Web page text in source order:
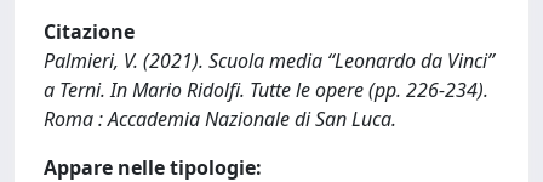
Citazione
Palmieri, V. (2021). Scuola media “Leonardo da Vinci”
a Terni. In Mario Ridolfi. Tutte le opere (pp. 226-234).
Roma : Accademia Nazionale di San Luca.
Appare nelle tipologie: